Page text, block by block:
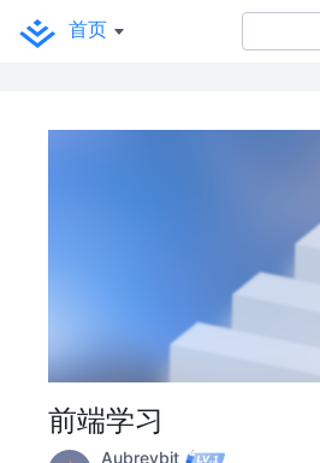
首页
前端学习
Aubreybit